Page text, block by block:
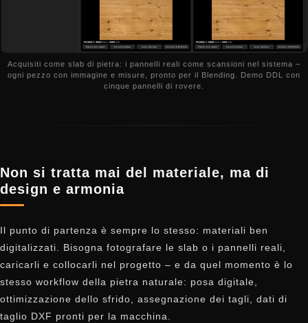
Acquisiti come slab di pietra: i pannelli reali come scansioni nel sistema –
ogni pezzo con immagine e misure, pronto per il Blending. Demo DDL con
cinque pannelli di rovere.
Non si tratta mai del materiale, ma di
design e armonia
Il punto di partenza è sempre lo stesso: materiali ben
digitalizzati. Bisogna fotografare le slab o i pannelli reali,
caricarli e collocarli nel progetto – e da quel momento è lo
stesso workflow della pietra naturale: posa digitale,
ottimizzazione dello sfrido, assegnazione dei tagli, dati di
taglio DXF pronti per la macchina.